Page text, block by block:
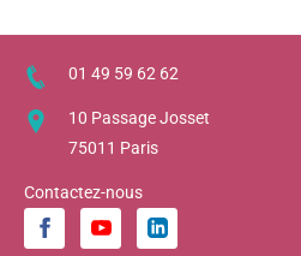
01 49 59 62 62
10 Passage Josset
75011 Paris
Contactez-nous